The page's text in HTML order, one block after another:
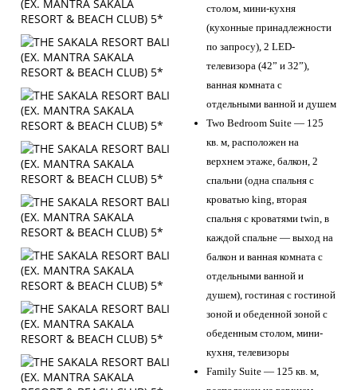
столом, мини-кухня
(кухонные принадлежности
по запросу), 2 LED-
телевизора (42” и 32”),
ванная комната с
отдельными ванной и душем
Two Bedroom Suite — 125
кв. м, расположен на
верхнем этаже, балкон, 2
спальни (одна спальня с
кроватью king, вторая
спальня с кроватями twin, в
каждой спальне — выход на
балкон и ванная комната с
отдельными ванной и
душем), гостиная с гостиной
зоной и обеденной зоной с
обеденным столом, мини-
кухня, телевизоры
Family Suite — 125 кв. м,